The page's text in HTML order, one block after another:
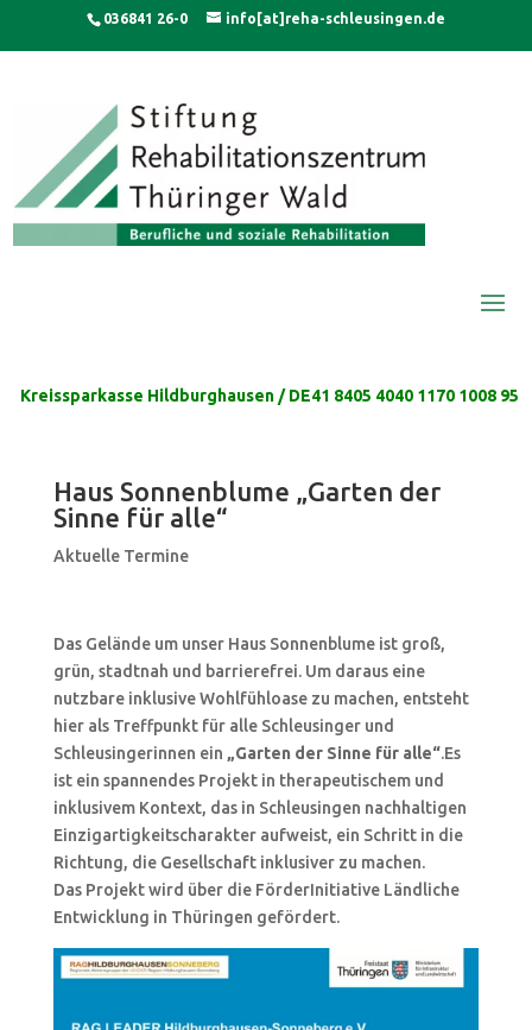
content
036841 26-0 info[at]reha-schleusingen.de
Kreissparkasse Hildburghausen / DE41 8405 4040 1170 1008 95
Haus Sonnenblume „Garten der
Sinne für alle“
Aktuelle Termine
Das Gelände um unser Haus Sonnenblume ist groß,
grün, stadtnah und barrierefrei. Um daraus eine
nutzbare inklusive Wohlfühloase zu machen, entsteht
hier als Treffpunkt für alle Schleusinger und
Schleusingerinnen ein „Garten der Sinne für alle“.Es
ist ein spannendes Projekt in therapeutischem und
inklusivem Kontext, das in Schleusingen nachhaltigen
Einzigartigkeitscharakter aufweist, ein Schritt in die
Richtung, die Gesellschaft inklusiver zu machen.
Das Projekt wird über die FörderInitiative Ländliche
Entwicklung in Thüringen gefördert.
modal-check